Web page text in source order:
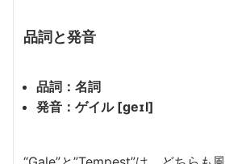
品詞と発音
品詞：名詞
発音：ゲイル [ɡeɪl]